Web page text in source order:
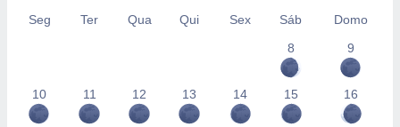
Seg Ter Qua Qui Sex Sáb
Domo
8
9
10 11 12 13 14 15 16